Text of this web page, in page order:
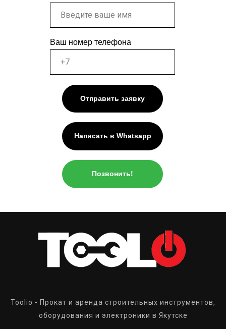
Написать в Whatsapp
Позвонить!
Ваш номер телефона
Отправить заявку
Toolio - Прокат и аренда строительных инструментов,
оборудования и электроники в Якутске